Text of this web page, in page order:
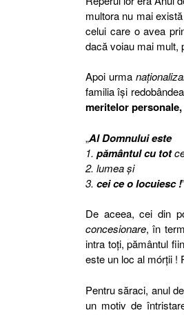
multora nu mai
celui care o avea
dacă voiau mai mult,
Apoi urma
familia îşi
meritelor
„Al Domnului este
1. pământul cu tot
2. lumea şi
3. cei ce o locuiesc !
De aceea, cei din
concesionare, în
intra toţi, pământul
este un loc al mórţii !
Pentru săraci, anul
un motiv de